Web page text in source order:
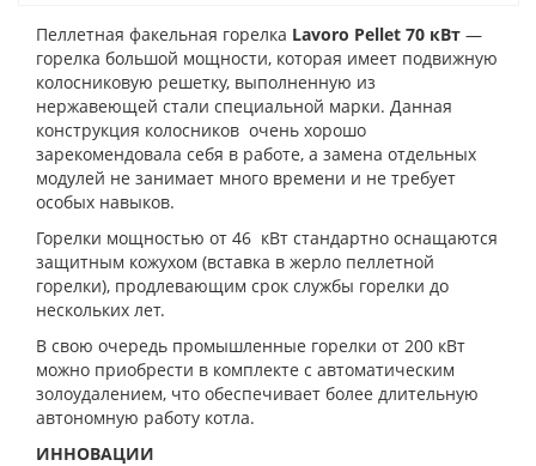
Пеллетная факельная горелка Lavoro Pellet 70 кВт —
горелка большой мощности, которая имеет подвижную
колосниковую решетку, выполненную из
нержавеющей стали специальной марки. Данная
конструкция колосников очень хорошо
зарекомендовала себя в работе, а замена отдельных
модулей не занимает много времени и не требует
особых навыков.
Горелки мощностью от 46 кВт стандартно оснащаются
защитным кожухом (вставка в жерло пеллетной
горелки), продлевающим срок службы горелки до
нескольких лет.
В свою очередь промышленные горелки от 200 кВт
можно приобрести в комплекте с автоматическим
золоудалением, что обеспечивает более длительную
автономную работу котла.
ИННОВАЦИИ